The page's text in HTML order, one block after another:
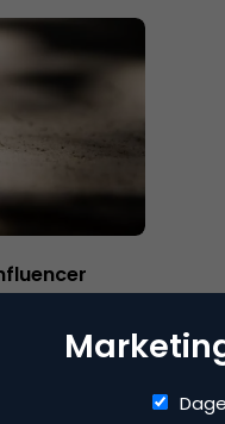
PR-
Een